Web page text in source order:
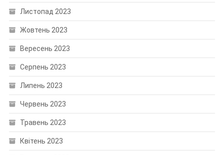
Листопад 2023
Жовтень 2023
Вересень 2023
Серпень 2023
Липень 2023
Червень 2023
Травень 2023
Квітень 2023